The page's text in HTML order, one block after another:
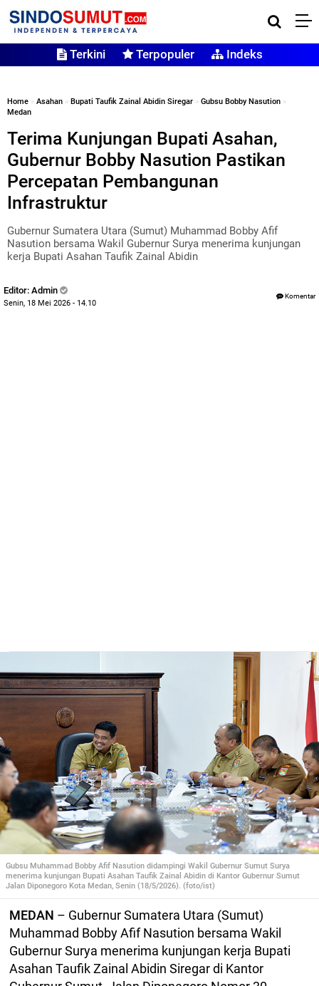
Terkini Terpopuler Indeks
Home » Asahan » Bupati Taufik Zainal Abidin Siregar » Gubsu Bobby Nasution »
Medan
Terima Kunjungan Bupati Asahan,
Gubernur Bobby Nasution Pastikan
Percepatan Pembangunan
Infrastruktur
Gubernur Sumatera Utara (Sumut) Muhammad Bobby Afif
Nasution bersama Wakil Gubernur Surya menerima kunjungan
kerja Bupati Asahan Taufik Zainal Abidin
Editor: Admin
Senin, 18 Mei 2026 - 14.10
Komentar
Gubsu Muhammad Bobby Afif Nasution didampingi Wakil Gubernur Sumut Surya
menerima kunjungan Bupati Asahan Taufik Zainal Abidin di Kantor Gubernur Sumut
Jalan Diponegoro Kota Medan, Senin (18/5/2026). (foto/ist)
MEDAN – Gubernur Sumatera Utara (Sumut)
Muhammad Bobby Afif Nasution bersama Wakil
Gubernur Surya menerima kunjungan kerja Bupati
Asahan Taufik Zainal Abidin Siregar di Kantor